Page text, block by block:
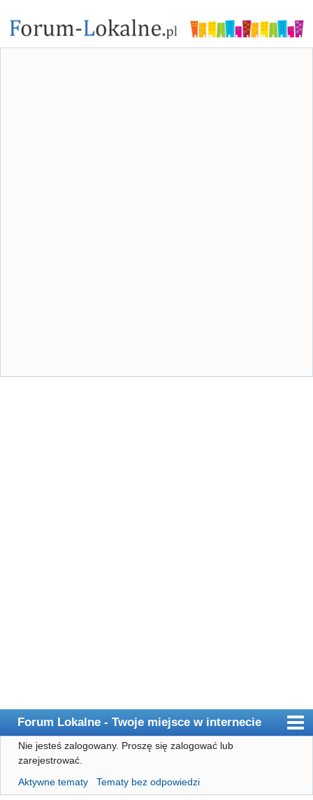
Forum Lokalne - Twoje miejsce w internecie
Główna
Użytkownicy
Nie jesteś zalogowany. Proszę się zalogować lub
zarejestrować.
Aktywne tematy
Tematy bez odpowiedzi